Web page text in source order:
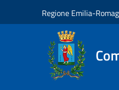
Regione Emilia-